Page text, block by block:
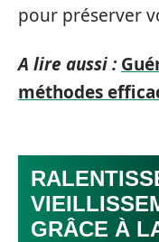
pour préserver
A lire aussi :
méthodes
GRÂCE À